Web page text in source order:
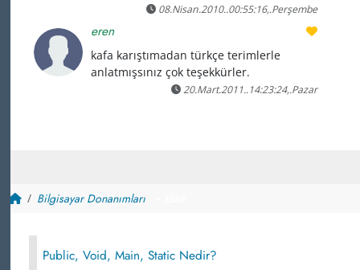
08.Nisan.2010..00:55:16,.Perşembe
eren
kafa karıştımadan türkçe terimlerle
anlatmışsınız çok teşekkürler.
20.Mart.2011..14:23:24,.Pazar
Bilgisayar Donanımları
Public, Void, Main, Static Nedir?